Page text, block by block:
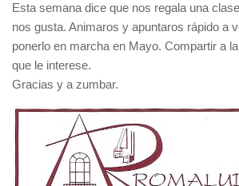
Esta semana dice que nos regala una
nos gusta. Animaros y apuntaros rápido a
ponerlo en marcha en Mayo. Compartir a
que le interese.
Gracias y a zumbar.